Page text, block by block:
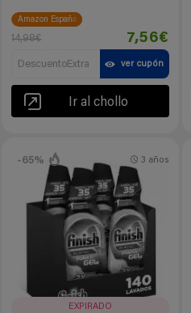
Amazon España
14,98€ 7,56€
DescuentoExtra ver cupón
Ir al chollo
-65%
EXPIRADO
3 años